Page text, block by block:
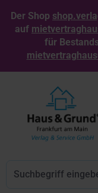
Zum Hauptinhalt
Der Shop
auf
für